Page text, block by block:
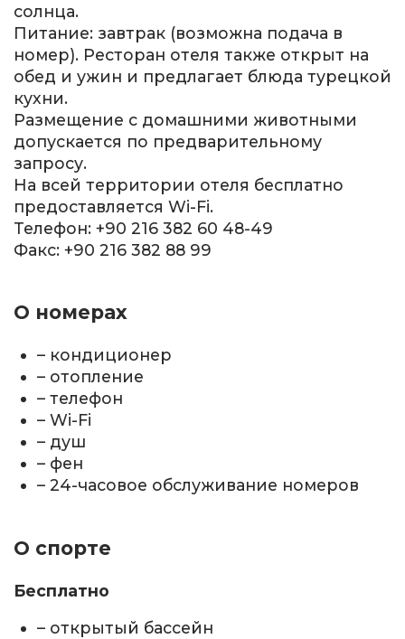
солнца.
Питание: завтрак (возможна подача в
номер). Ресторан отеля также открыт на
обед и ужин и предлагает блюда турецкой
кухни.
Размещение с домашними животными
допускается по предварительному
запросу.
На всей территории отеля бесплатно
предоставляется Wi-Fi.
Телефон: +90 216 382 60 48-49
Факс: +90 216 382 88 99
О номерах
– кондиционер
– отопление
– телефон
– Wi-Fi
– душ
– фен
– 24-часовое обслуживание номеров
О спорте
Бесплатно
– открытый бассейн